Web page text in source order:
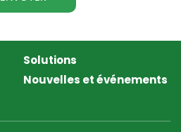
Solutions
Nouvelles et événements